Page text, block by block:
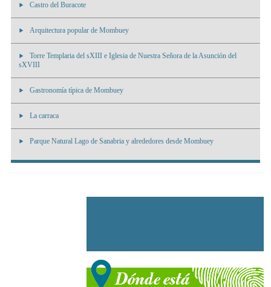
Castro del Buracote
Arquitectura popular de Mombuey
Torre Templaria del sXIII e Iglesia de Nuestra Señora de la Asunción del
sXVIII
Gastronomía típica de Mombuey
La carraca
Parque Natural Lago de Sanabria y alrededores desde Mombuey